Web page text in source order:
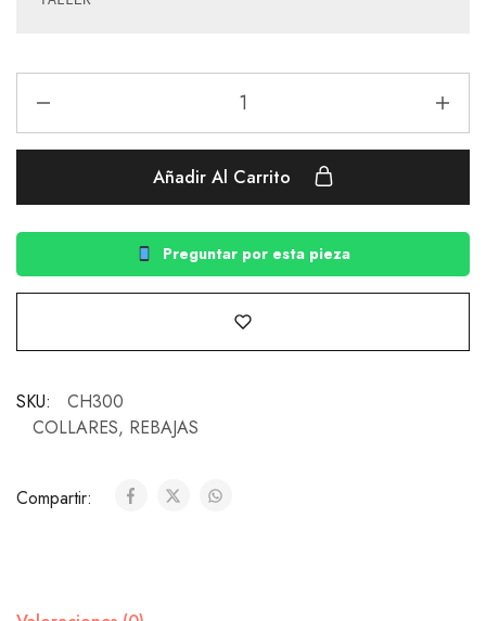
Añadir Al Carrito
Preguntar por esta pieza
SKU:
CH300
COLLARES, REBAJAS
Compartir: